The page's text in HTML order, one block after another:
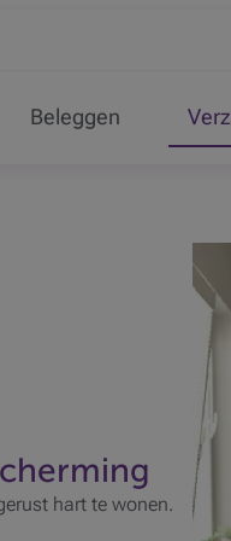
Beleggen
hart te wonen.